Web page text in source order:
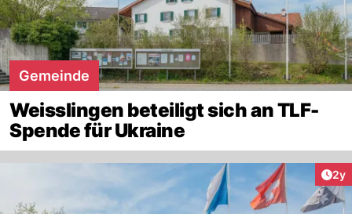
Gemeinde
Weisslingen beteiligt sich an TLF-
Spende für Ukraine
2y